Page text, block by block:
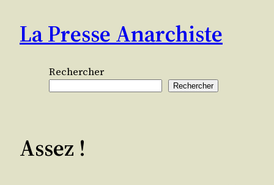
contenu
La Presse Anarchiste
Rechercher
Rechercher
Assez !